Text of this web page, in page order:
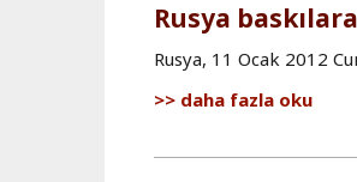
Rusya
Rusya
eğmedi
daha fazla oku
Rusya, 11 Ocak 2012